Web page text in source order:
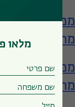
מפגש עם
מתקדמים
מפגש עם
מתקדמים
מלאו